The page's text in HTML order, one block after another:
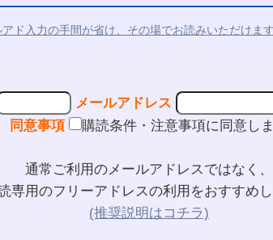
ド入力の手間が省け、その場でお読みいただけます
メールアドレス
同意事項
購読条件・注意事項に同意し
通常ご利用のメールアドレスではなく、
専用のフリーアドレスの利用をおすすめし
(推奨説明はコチラ)